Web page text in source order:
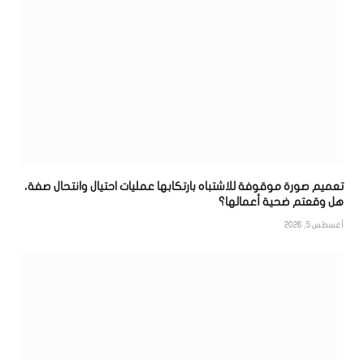
تعميم صورة موقوفة للاشتباه بارتكابها عمليات احتيال وانتحال صفة،
هل وقعتم ضحية أعمالها؟
أغسطس 5, 2026